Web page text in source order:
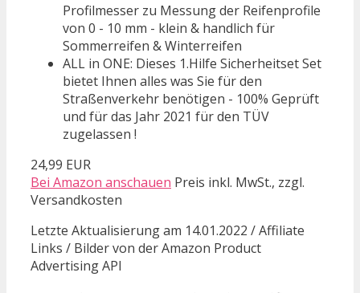
Profilmesser zu Messung der Reifenprofile
von 0 - 10 mm - klein & handlich für
Sommerreifen & Winterreifen
ALL in ONE: Dieses 1.Hilfe Sicherheitset Set
bietet Ihnen alles was Sie für den
Straßenverkehr benötigen - 100% Geprüft
und für das Jahr 2021 für den TÜV
zugelassen !
24,99 EUR
Bei Amazon anschauen Preis inkl. MwSt., zzgl.
Versandkosten
Letzte Aktualisierung am 14.01.2022 / Affiliate
Links / Bilder von der Amazon Product
Advertising API